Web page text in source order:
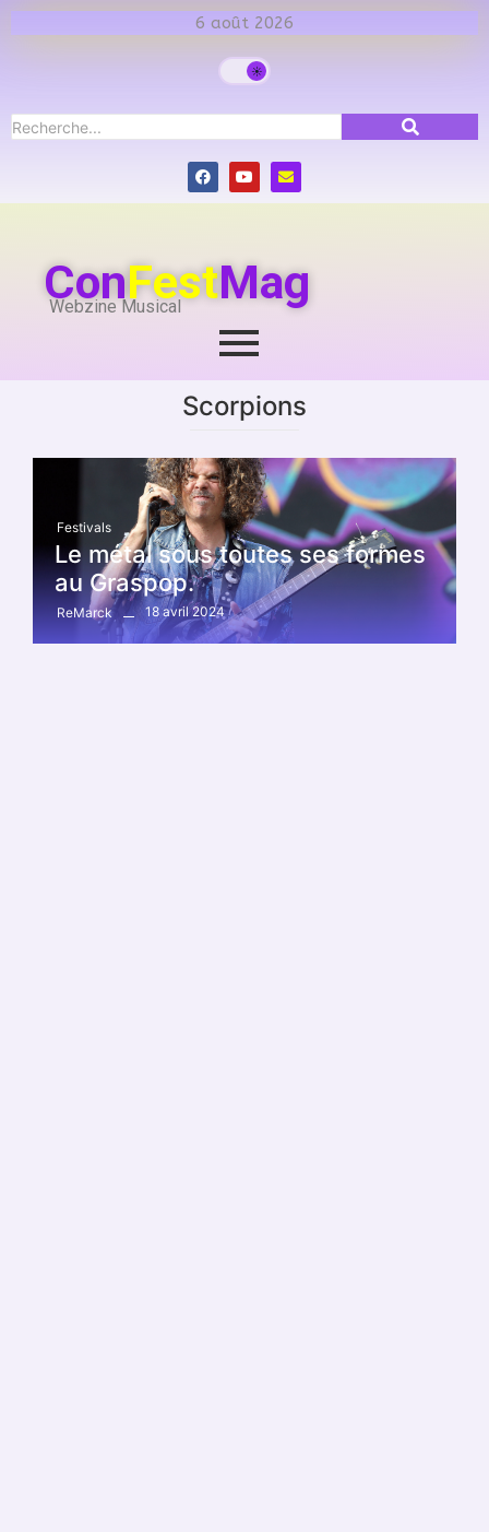
6 août 2026
ConFestMag
Webzine Musical
Scorpions
Festivals
Le métal sous toutes ses formes
au Graspop.
ReMarck 18 avril 2024